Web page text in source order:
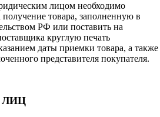
лицом необходимо
получение товара, заполненную в
РФ или поставить на
круглую печать
даты приемки товара, а также
представителя покупателя.
ЛИЦ